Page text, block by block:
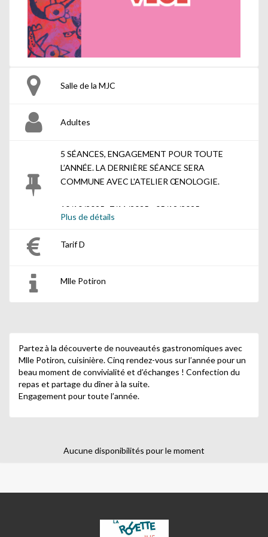
Salle de la MJC
Adultes
5 SÉANCES, ENGAGEMENT POUR TOUTE
L’ANNÉE. LA DERNIÈRE SÉANCE SERA
COMMUNE AVEC L'ATELIER ŒNOLOGIE.
10/10/2025- 7/11/2025 - 05/12/2025
23/01/2026 - 13/02/2026
VENDREDI 19H-22H30
Plus de détails
Tarif D
Mlle Potiron
Partez à la découverte de nouveautés gastronomiques avec
Mlle Potiron, cuisinière. Cinq rendez-vous sur l’année pour un
beau moment de convivialité et d’échanges ! Confection du
repas et partage du dîner à la suite.
Engagement pour toute l’année.
Aucune disponibilités pour le moment
LA